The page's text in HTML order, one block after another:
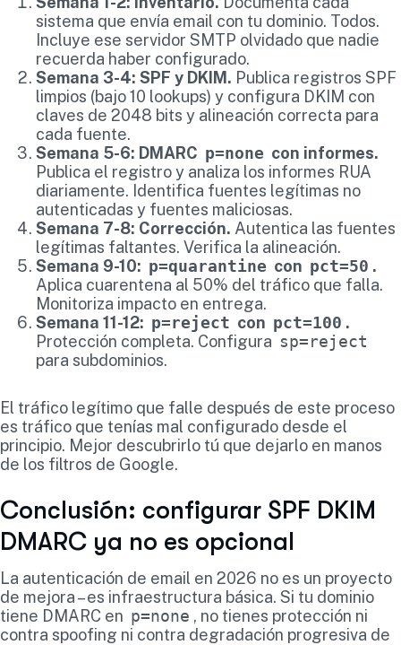
sistema que envía email con tu dominio. Todos.
Incluye ese servidor SMTP olvidado que nadie
recuerda haber configurado.
Semana 3-4: SPF y DKIM. Publica registros SPF
limpios (bajo 10 lookups) y configura DKIM con
claves de 2048 bits y alineación correcta para
cada fuente.
Semana 5-6: DMARC p=none con informes.
Publica el registro y analiza los informes RUA
diariamente. Identifica fuentes legítimas no
autenticadas y fuentes maliciosas.
Semana 7-8: Corrección. Autentica las fuentes
legítimas faltantes. Verifica la alineación.
Semana 9-10: p=quarantine con pct=50 .
Aplica cuarentena al 50% del tráfico que falla.
Monitoriza impacto en entrega.
Semana 11-12: p=reject con pct=100 .
Protección completa. Configura sp=reject
para subdominios.
El tráfico legítimo que falle después de este proceso
es tráfico que tenías mal configurado desde el
principio. Mejor descubrirlo tú que dejarlo en manos
de los filtros de Google.
Conclusión: configurar SPF DKIM
DMARC ya no es opcional
La autenticación de email en 2026 no es un proyecto
de mejora – es infraestructura básica. Si tu dominio
tiene DMARC en p=none , no tienes protección ni
contra spoofing ni contra degradación progresiva de